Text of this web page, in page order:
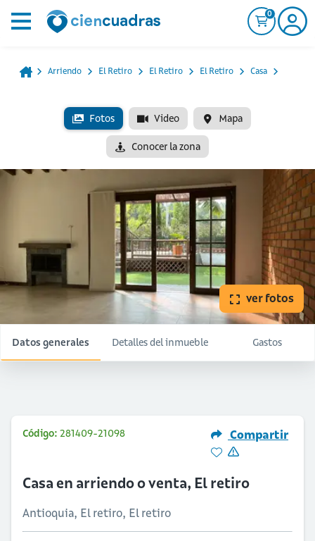
0
Arriendo El Retiro El Retiro El Retiro Casa
Fotos Video Mapa
Conocer la zona
ver fotos
Datos generales Detalles del inmueble Gastos
Código: 281409-21098 Compartir
Casa en arriendo o venta, El retiro
Antioquia, El retiro, El retiro